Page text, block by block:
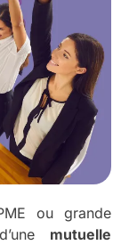
ou grande
mutuelle